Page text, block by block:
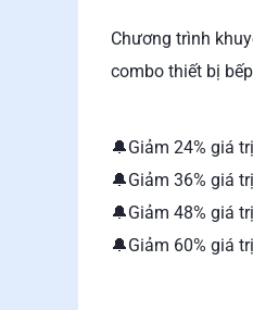
Chương trình
combo thiết bị
🔔Giảm 24% giá
🔔Giảm 36% giá
🔔Giảm 48% giá
🔔Giảm 60% giá